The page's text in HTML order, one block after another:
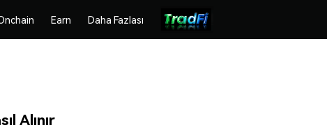
Earn Daha Fazlası
Alınır